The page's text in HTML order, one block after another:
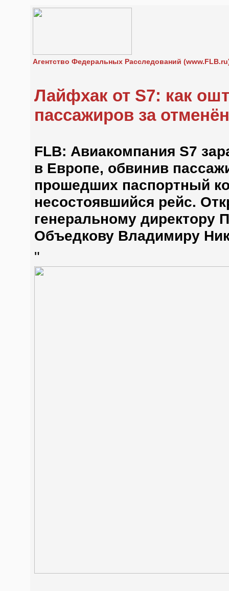
Агентство Федеральных Расследований
Лайфхак от S7: как
пассажиров за
FLB: Авиакомпания S7
в Европе, обвинив
прошедших паспортный
несостоявшийся рейс.
генеральному директору
Объедкову Владимиру
"